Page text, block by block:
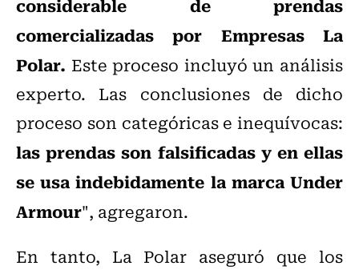
comercializadas por Empresas La
Polar. Este proceso incluyó un análisis
experto. Las conclusiones de dicho
proceso son categóricas e inequívocas:
las prendas son falsificadas y en ellas
se usa indebidamente la marca Under
Armour", agregaron.
En tanto, La Polar aseguró que los